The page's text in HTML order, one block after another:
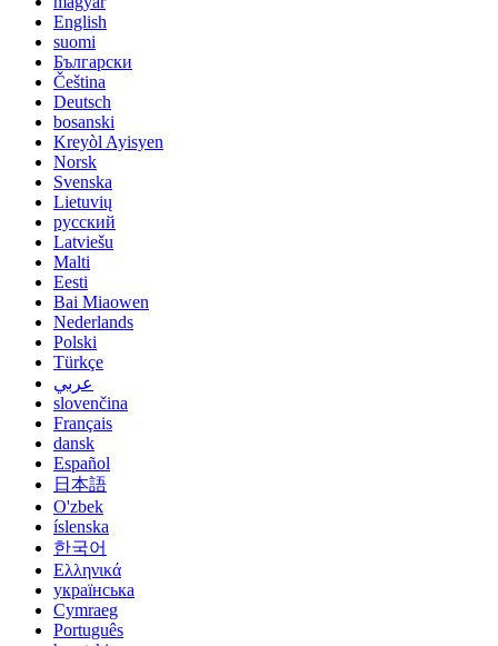
English
suomi
Български
Čeština
Deutsch
bosanski
Kreyòl Ayisyen
Norsk
Svenska
Lietuvių
русский
Latviešu
Malti
Eesti
Bai Miaowen
Nederlands
Polski
Türkçe
عربي
slovenčina
Français
dansk
Español
日本語
O'zbek
íslenska
한국어
Ελληνικά
українська
Cymraeg
Português